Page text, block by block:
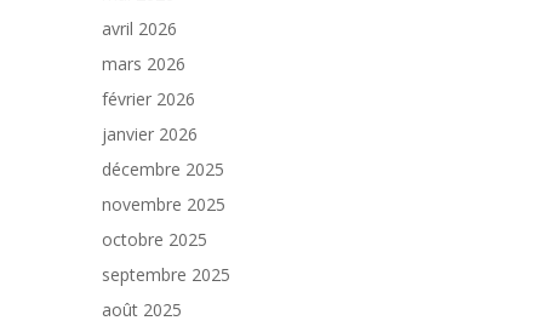
avril 2026
mars 2026
février 2026
janvier 2026
décembre 2025
novembre 2025
octobre 2025
septembre 2025
août 2025